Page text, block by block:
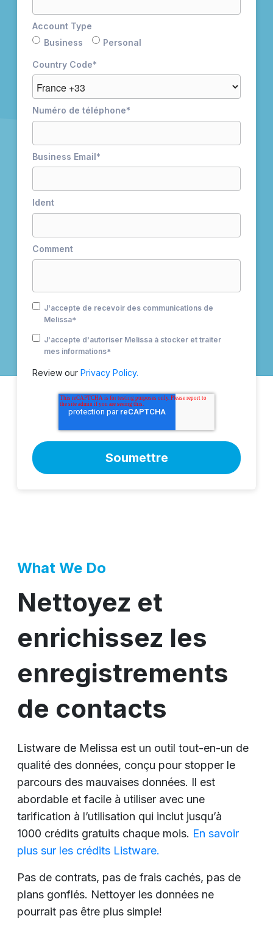
Account Type
Business
Personal
Country Code*
Numéro de téléphone*
Business Email*
Ident
Comment
J'accepte de recevoir des communications de
Melissa*
J'accepte d'autoriser Melissa à stocker et traiter
mes informations*
Review our Privacy Policy.
What We Do
Nettoyez et
enrichissez les
enregistrements
de contacts
Listware de Melissa est un outil tout-en-un de
qualité des données, conçu pour stopper le
parcours des mauvaises données. Il est
abordable et facile à utiliser avec une
tarification à l’utilisation qui inclut jusqu’à
1000 crédits gratuits chaque mois. En savoir
plus sur les crédits Listware.
Pas de contrats, pas de frais cachés, pas de
plans gonflés. Nettoyer les données ne
pourrait pas être plus simple!